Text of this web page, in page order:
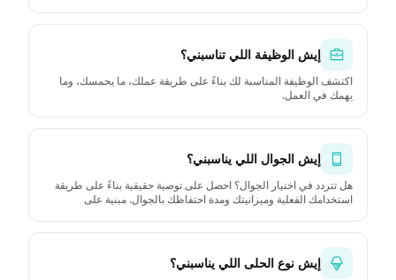
إيش الوظيفة اللي تناسبني؟
اكتشف الوظيفة المناسبة لك بناءً على طريقة عملك، ما يحمسك، وما
يهمك في العمل.
إيش الجوال اللي يناسبني؟
هل تتردد في اختيار الجوال؟ احصل على توصية حقيقية بناءً على طريقة
استخدامك الفعلية وميزانيتك ومدة احتفاظك بالجوال. مبنية على
إيش نوع الحلى اللي يناسبني؟